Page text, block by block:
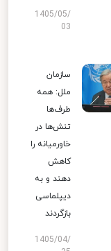
1405/05/
03
سازمان
ملل: همه
طرف‌ها
تنش‌ها در
خاورمیانه را
کاهش
دهند و به
دیپلماسی
بازگردند
1405/04/